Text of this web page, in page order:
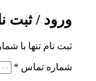
ورود / ثبت
ثبت نام تنها با
شماره تماس *